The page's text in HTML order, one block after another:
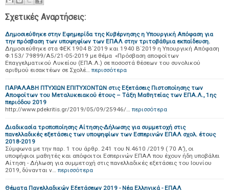
Σχετικές Αναρτήσεις:
Δημοσιεύθηκε στην Εφημερίδα της Κυβέρνησης η Υπουργική Απόφαση για
την πρόσβαση των υποψηφίων των ΕΠΑΛ στην τριτοβάθμια εκπαίδευση.
Δημοσιεύθηκε στα ΦΕΚ 1904 Β΄2019 και 1940 Β΄2019 η Υπουργική Απόφαση
Φ.153/ 79899/Α5/21-05-2019 με θέμα «Πρόσβαση αποφοίτων
Επαγγελματικού Λυκείου (ΕΠΑ.Λ.) σε ποσοστά θέσεων του συνολικού
αριθμού εισακτέων σε Σχολέ… περισσότερα
ΠΑΡΑΛΑΒΗ ΠΤΥΧΙΩΝ ΕΠΙΤΥΧΟΝΤΩΝ στις Εξετάσεις Πιστοποίησης των
Αποφοίτων του Μεταλυκειακού έτους – Τάξη Μαθητείας των ΕΠΑ.Λ., 1ης
περιόδου 2019
http://www.pdekritis.gr/2019/05/09/25946/… περισσότερα
Διαδικασία τροποποίησης Αίτησης-Δήλωσης για συμμετοχή στις
πανελλαδικές εξετάσεις των υποψηφίων των Εσπερινών ΕΠΑΛ σχολ. έτους
2018-2019
Σύμφωνα με την παρ. 1 του άρθρ. 241 του Ν.4610 /2019 ( 70 Α’), οι
υποψήφιοι μαθητές και απόφοιτοι Εσπερινών ΕΠΑΛ που έχουν ήδη υποβάλει
Αίτηση - Δήλωση για συμμετοχή στις πανελλαδικές εξετάσεις του Ιουνίου
2019, δύνανται ν… περισσότερα
Θέματα Πανελλαδικών Εξετάσεων 2019 - Νέα Ελληνικά - ΕΠΑΛ